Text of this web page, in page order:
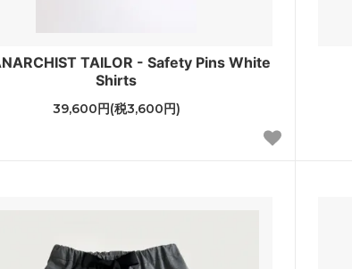
TAILOR - Safety Pins White
Shirts
39,600円(税3,600円)